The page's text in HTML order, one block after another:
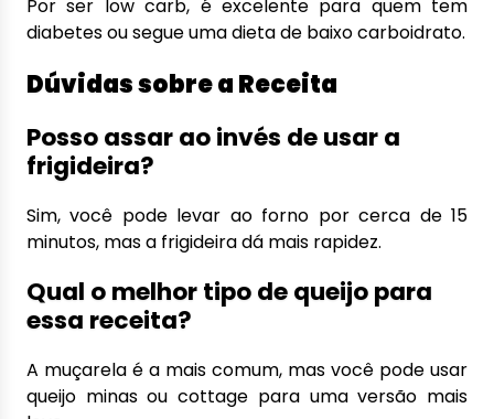
Por ser low carb, é excelente para quem tem
diabetes ou segue uma dieta de baixo carboidrato.
Dúvidas sobre a Receita
Posso assar ao invés de usar a
frigideira?
Sim, você pode levar ao forno por cerca de 15
minutos, mas a frigideira dá mais rapidez.
Qual o melhor tipo de queijo para
essa receita?
A muçarela é a mais comum, mas você pode usar
queijo minas ou cottage para uma versão mais